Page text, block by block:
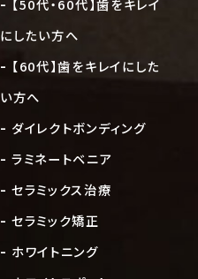
にしたい方へ
【60代】歯をキレイにした
い方へ
ダイレクトボンディング
ラミネートベニア
セラミックス治療
セラミック矯正
ホワイトニング